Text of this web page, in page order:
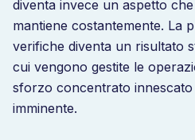
diventa invece un aspetto
mantiene costantemente. La
verifiche diventa un risultato
cui vengono gestite le
sforzo concentrato innescato
imminente.